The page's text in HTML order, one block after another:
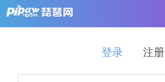
登录 注册